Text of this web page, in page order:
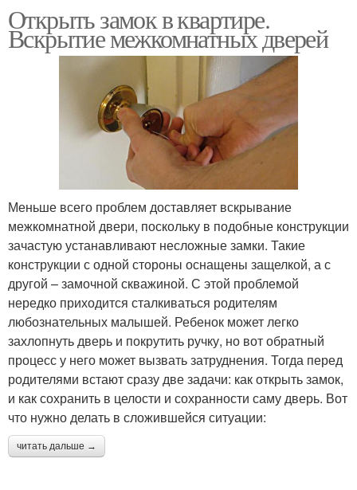
Подъезд без
домофонного ключа
Способы без ключа
Открыть замок в квартире.
Вскрытие межкомнатных дверей
Меньше всего проблем доставляет вскрывание
межкомнатной двери, поскольку в подобные конструкции
зачастую устанавливают несложные замки. Такие
конструкции с одной стороны оснащены защелкой, а с
другой – замочной скважиной. С этой проблемой
нередко приходится сталкиваться родителям
любознательных малышей. Ребенок может легко
захлопнуть дверь и покрутить ручку, но вот обратный
процесс у него может вызвать затруднения. Тогда перед
родителями встают сразу две задачи: как открыть замок,
и как сохранить в целости и сохранности саму дверь. Вот
что нужно делать в сложившейся ситуации:
читать дальше →